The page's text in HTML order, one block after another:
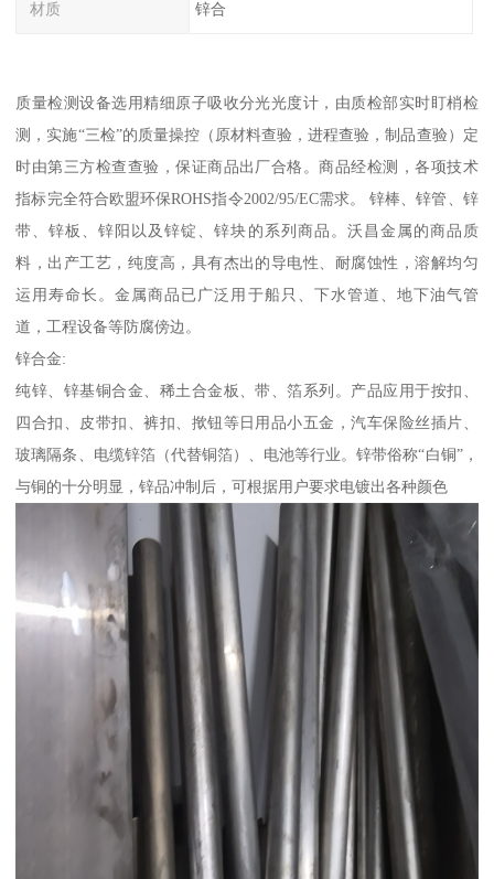
材质 锌合
质量检测设备选用精细原子吸收分光光度计，由质检部实时盯梢检
测，实施“三检”的质量操控（原材料查验，进程查验，制品查验）定
时由第三方检查查验，保证商品出厂合格。商品经检测，各项技术
指标完全符合欧盟环保ROHS指令2002/95/EC需求。 锌棒、锌管、锌
带、锌板、锌阳以及锌锭、锌块的系列商品。沃昌金属的商品质
料，出产工艺，纯度高，具有杰出的导电性、耐腐蚀性，溶解均匀
运用寿命长。金属商品已广泛用于船只、下水管道、地下油气管
道，工程设备等防腐傍边。
锌合金:
纯锌、锌基铜合金、稀土合金板、带、箔系列。产品应用于按扣、
四合扣、皮带扣、裤扣、揿钮等日用品小五金，汽车保险丝插片、
玻璃隔条、电缆锌箔（代替铜箔）、电池等行业。锌带俗称“白铜”，
与铜的十分明显，锌品冲制后，可根据用户要求电镀出各种颜色